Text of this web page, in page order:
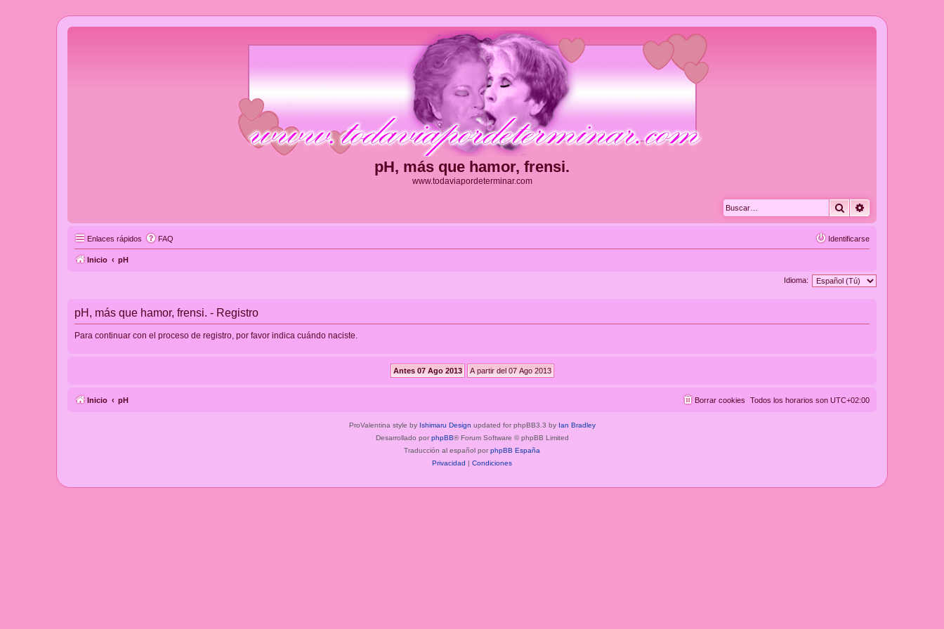
pH, más que hamor, frensi.
www.todaviapordeterminar.com
Buscar
Enlaces rápidos FAQ Identificarse
Inicio pH
Idioma:
pH, más que hamor, frensi. - Registro
Para continuar con el proceso de registro, por favor indica cuándo naciste.
Inicio pH Todos los horarios son UTC+02:00
Borrar cookies
ProValentina style by Ishimaru Design updated for phpBB3.3 by Ian Bradley
Desarrollado por phpBB® Forum Software © phpBB Limited
Traducción al español por phpBB España
Privacidad | Condiciones